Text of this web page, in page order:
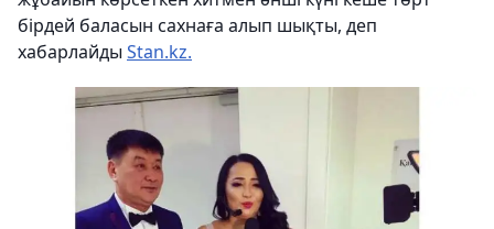
бірдей баласын сахнаға алып шықты, деп
хабарлайды Stan.kz.